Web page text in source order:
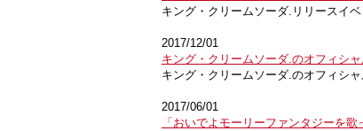
キング・クリームソーダ.リリース
2017/12/01
キング・クリームソーダ.のオフィシ
キング・クリームソーダ.のオフィシ
2017/06/01
「おいでよモーリーファンタジーを歌